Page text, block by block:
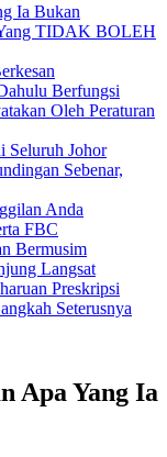
Ia Bukan
TIDAK BOLEH
Berfungsi
Oleh Peraturan
Seluruh Johor
Sebenar,
Anda
FBC
Bermusim
Langsat
Preskripsi
Seterusnya
Apa Yang Ia